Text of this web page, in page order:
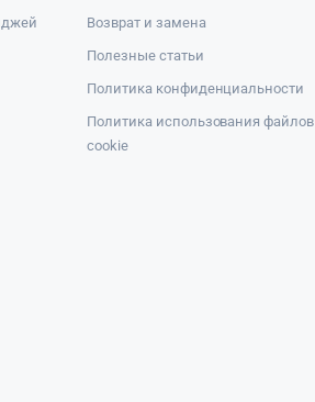
Возврат и замена
Полезные статьи
Политика конфиденциальности
Политика использования файлов
cookie